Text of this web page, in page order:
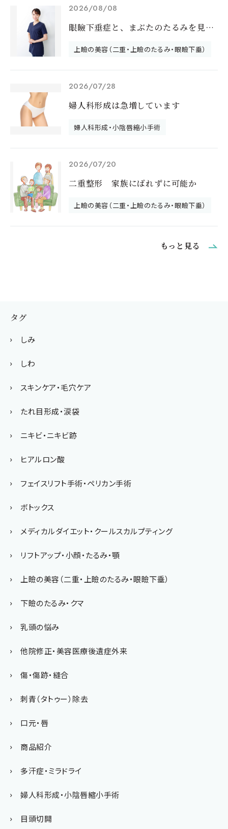
2026/08/08
眼瞼下垂症と、まぶたのたるみを見分けるに
上瞼の美容（二重・上瞼のたるみ・眼瞼下垂）
2026/07/28
婦人科形成は急増しています
婦人科形成・小陰唇縮小手術
2026/07/20
二重整形 家族にばれずに可能か
上瞼の美容（二重・上瞼のたるみ・眼瞼下垂）
もっと見る
タグ
しみ
しわ
スキンケア・毛穴ケア
たれ目形成・涙袋
ニキビ・ニキビ跡
ヒアルロン酸
フェイスリフト手術・ペリカン手術
ボトックス
メディカルダイエット・クールスカルプティング
リフトアップ・小顔・たるみ・顎
上瞼の美容（二重・上瞼のたるみ・眼瞼下垂）
下瞼のたるみ・クマ
乳頭の悩み
他院修正・美容医療後遺症外来
傷・傷跡・縫合
刺青（タトゥー）除去
口元・唇
商品紹介
多汗症・ミラドライ
婦人科形成・小陰唇縮小手術
目頭切開